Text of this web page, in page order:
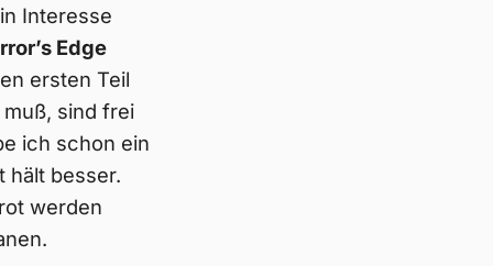
Interesse
Edge
ersten Teil
sind frei
ich schon ein
hält besser.
werden